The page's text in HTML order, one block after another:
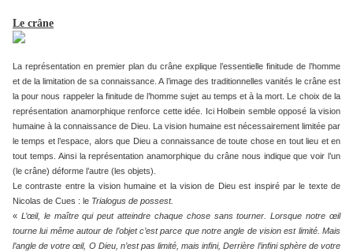
Le crâne
La représentation en premier plan du crâne explique l’essentielle finitude de l’homme
et de la limitation de sa connaissance. A l’image des traditionnelles vanités le crâne est
la pour nous rappeler la finitude de l’homme sujet au temps et à la mort. Le choix de la
représentation anamorphique renforce cette idée. Ici Holbein semble opposé la vision
humaine à la connaissance de Dieu. La vision humaine est nécessairement limitée par
le temps et l’espace, alors que Dieu a connaissance de toute chose en tout lieu et en
tout temps. Ainsi la représentation anamorphique du crâne nous indique que voir l’un
(le crâne) déforme l’autre (les objets).
Le contraste entre la vision humaine et la vision de Dieu est inspiré par le texte de
Nicolas de Cues : le Trialogus de possest.
« L’œil, le maître qui peut atteindre chaque chose sans tourner. Lorsque notre œil
tourne lui même autour de l’objet c’est parce que notre angle de vision est limité. Mais
l’angle de votre œil, O Dieu, n’est pas limité, mais infini, Derrière l’infini sphère de votre